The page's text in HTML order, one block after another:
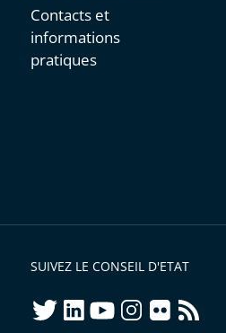
Contacts et
informations
pratiques
SUIVEZ LE CONSEIL D'ETAT
twitterlinkedInyoutubeinstagram
flickrrss